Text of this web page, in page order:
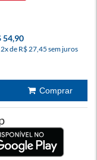
54,90
de R$ 27,45 sem juros